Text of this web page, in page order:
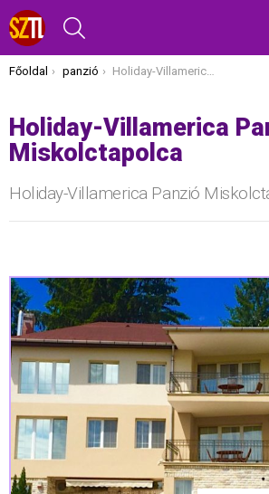
Itt vagy most:
Főoldal panzió Holiday-Villamerica Panzió Miskolctapolca
Holiday-Villamerica
Miskolctapolca
Holiday-Villamerica Panzió